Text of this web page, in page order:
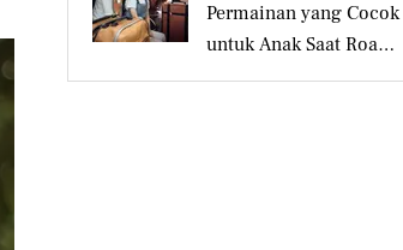
Permainan yang Cocok
untuk Anak Saat Road
Trip Keluarga